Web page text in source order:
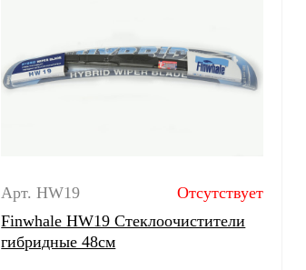
Арт. HW19
Отсутствует
Finwhale HW19 Стеклоочистители
гибридные 48см